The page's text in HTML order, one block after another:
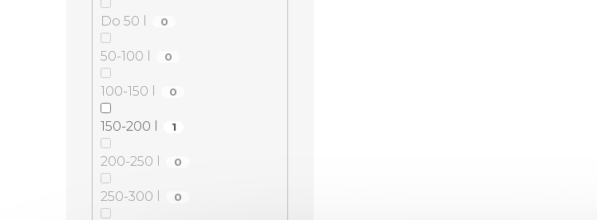
Do 50 l 0
50-100 l 0
100-150 l 0
150-200 l 1
200-250 l 0
250-300 l 0